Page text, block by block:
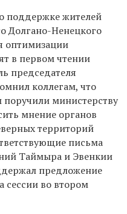
поддержке жителей
Долгано-Ненецкого
оптимизации
в первом чтении
председателя
коллегам, что
министерству
мнение органов
территорий
письма
Таймыра и Эвенкии
предложение
сессии во втором